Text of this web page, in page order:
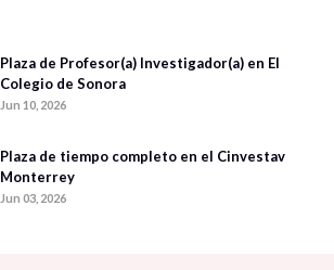
Plaza de Profesor(a) Investigador(a) en El
Colegio de Sonora
Jun 10, 2026
Plaza de tiempo completo en el Cinvestav
Monterrey
Jun 03, 2026